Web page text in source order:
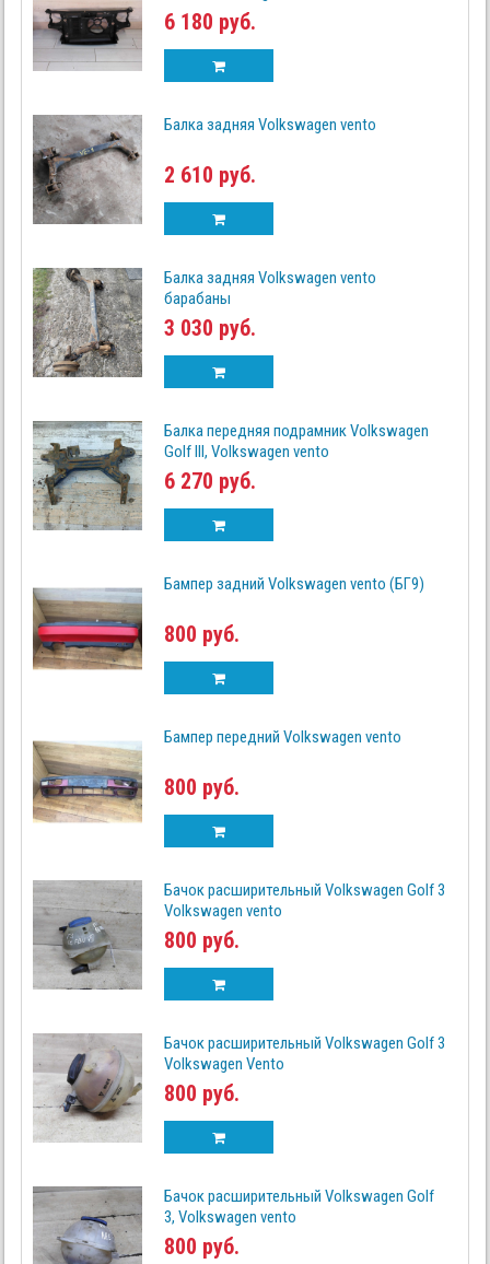
6 180 руб.
Балка задняя Volkswagen vento
2 610 руб.
Балка задняя Volkswagen vento
барабаны
3 030 руб.
Балка передняя подрамник Volkswagen
Golf III, Volkswagen vento
6 270 руб.
Бампер задний Volkswagen vento (БГ9)
800 руб.
Бампер передний Volkswagen vento
800 руб.
Бачок расширительный Volkswagen Golf 3
Volkswagen vento
800 руб.
Бачок расширительный Volkswagen Golf 3
Volkswagen Vento
800 руб.
Бачок расширительный Volkswagen Golf
3, Volkswagen vento
800 руб.